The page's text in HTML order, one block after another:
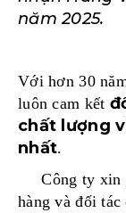
năm 2025.
Với hơn 30
luôn cam kết
chất lượng
nhất.
Công ty xin
hàng và đối